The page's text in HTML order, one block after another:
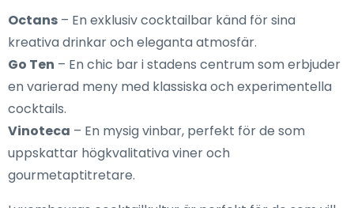
Octans – En exklusiv cocktailbar känd för sina
kreativa drinkar och eleganta atmosfär.
Go Ten – En chic bar i stadens centrum som erbjuder
en varierad meny med klassiska och experimentella
cocktails.
Vinoteca – En mysig vinbar, perfekt för de som
uppskattar högkvalitativa viner och
gourmetaptitretare.